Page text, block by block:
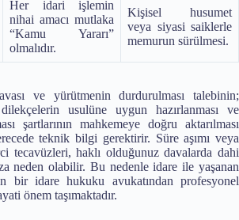
Her idari işlemin
nihai amacı mutlaka
“Kamu Yararı”
olmalıdır.
Kişisel husumet
veya siyasi saiklerle
memurun sürülmesi.
ve yürütmenin durdurulması talebinin;
usulüne uygun hazırlanması ve
şartlarının mahkemeye doğru aktarılması
teknik bilgi gerektirir. Süre aşımı veya
tecavüzleri, haklı olduğunuz davalarda dahi
neden olabilir. Bu nedenle idare ile yaşanan
bir idare hukuku avukatından profesyonel
önem taşımaktadır.